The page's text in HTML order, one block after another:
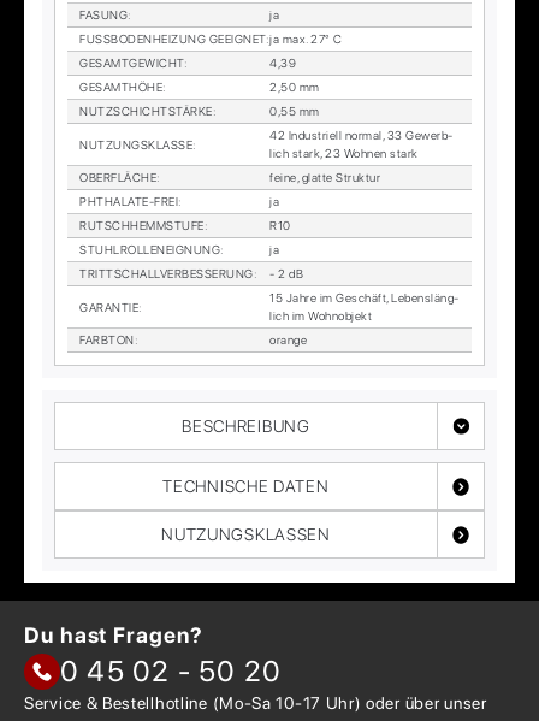
FA­SUNG:
ja
FUSS­BO­DEN­HEI­ZUNG GE­EIG­NET:ja max. 27° C
GE­SAMT­GE­WICHT:
4,39
GE­SAMT­HÖ­HE:
2,50 mm
NUTZ­SCHICHT­STÄR­KE: 0,55 mm
NUT­ZUNGS­KLAS­SE:
42 In­dus­tri­ell nor­mal, 33 Ge­werb­
lich stark, 23 Woh­nen stark
OBER­FLÄ­CHE:
fei­ne, glat­te Struk­tur
PHTHA­LA­TE-FREI:
ja
RUTSCH­HEMM­STU­FE:
R10
STUHL­ROL­LEN­EIG­NUNG:
ja
TRITT­SCHALL­VER­BES­SE­RUNG: - 2 dB
GA­RAN­TIE:
15 Jah­re im Ge­schäft, Le­bens­läng­
lich im Wohn­ob­jekt
FARB­TON: oran­ge
BESCHREIBUNG
TECHNISCHE DATEN
NUTZUNGSKLASSEN
Du hast Fragen?
0 45 02 - 50 20
Service & Bestellhotline (Mo-Sa 10-17 Uhr) oder überunser